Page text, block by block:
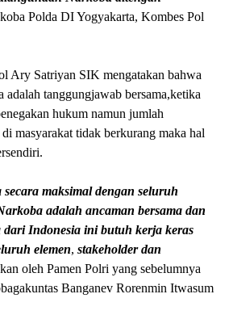
Polda DI Yogyakarta, Kombes Pol
Ary Satriyan SIK mengatakan bahwa
adalah tanggungjawab bersama,ketika
hukum namun jumlah
masyarakat tidak berkurang maka hal
secara maksimal dengan seluruh
adalah ancaman bersama dan
dari Indonesia ini butuh kerja keras
elemen, stakeholder dan
oleh Pamen Polri yang sebelumnya
Banganev Rorenmin Itwasum